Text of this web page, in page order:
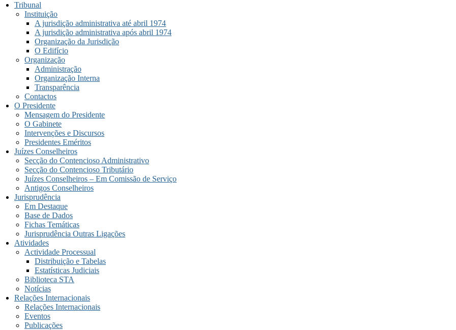
Tribunal
Instituição
A jurisdição administrativa até abril 1974
A jurisdição administrativa após abril 1974
Organização da Jurisdição
O Edifício
Organização
Administração
Organização Interna
Transparência
Contactos
O Presidente
Mensagem do Presidente
O Gabinete
Intervenções e Discursos
Presidentes Eméritos
Juízes Conselheiros
Secção do Contencioso Administrativo
Secção do Contencioso Tributário
Juízes Conselheiros – Em Comissão de Serviço
Antigos Conselheiros
Jurisprudência
Em Destaque
Base de Dados
Fichas Temáticas
Jurisprudência Outras Ligações
Atividades
Actividade Processual
Distribuição e Tabelas
Estatísticas Judiciais
Biblioteca STA
Notícias
Relações Internacionais
Relações Internacionais
Eventos
Publicações